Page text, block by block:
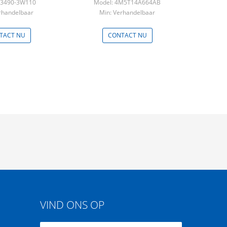
3W110
NU
Model: 4M5T14A664AB
Min: Verhandelbaar
CONTACT NU
VIND ONS OP